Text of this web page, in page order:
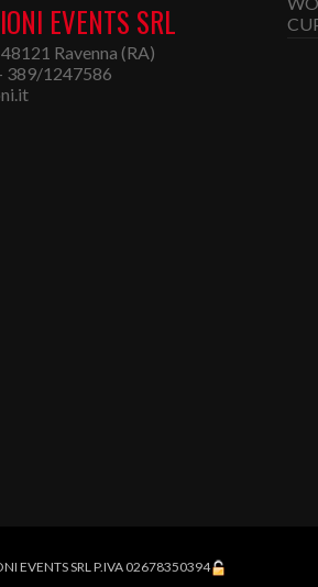
EVENTS SRL
Ravenna (RA)
389/1247586
EVENTS SRL P.IVA 02678350394